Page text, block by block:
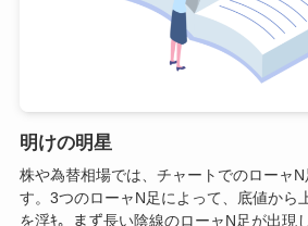
明けの明星
株や為替相場では、チャートでのローャ
す。3つのローャN足によって、底値から
を浮ｷ。まず長い陰線のローャN足が出現